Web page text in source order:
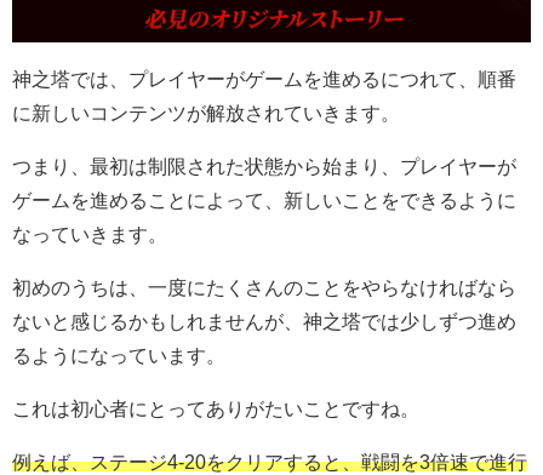
神之塔では、プレイヤーがゲームを進めるにつれて、順番
に新しいコンテンツが解放されていきます。
つまり、最初は制限された状態から始まり、プレイヤーが
ゲームを進めることによって、新しいことをできるように
なっていきます。
初めのうちは、一度にたくさんのことをやらなければなら
ないと感じるかもしれませんが、神之塔では少しずつ進め
るようになっています。
これは初心者にとってありがたいことですね。
例えば、ステージ4-20をクリアすると、戦闘を3倍速で進行